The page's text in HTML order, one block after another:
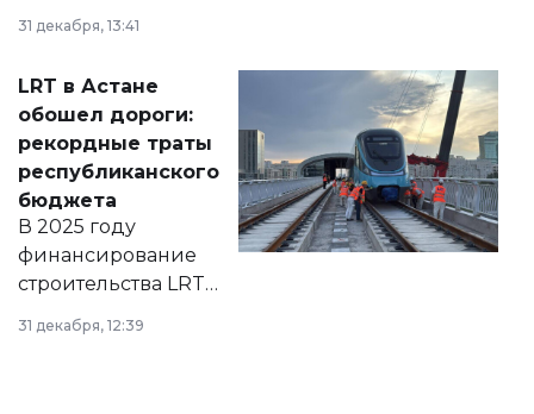
города на 2026–
2028 годы.
документ
появился в базе
нормативных
правовых актов и
на сайте маслихат
города.
31 декабря, 13:41
LRT в Астане
обошел дороги:
рекордные траты
республиканского
бюджета
В 2025 году
финансирование
строительства LRT
в Астане из
республиканского
31 декабря, 12:39